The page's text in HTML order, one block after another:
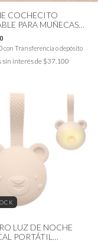
COCHECITO
PARA MUÑECAS
- LULLABABY
con Transferencia o depósito
sin interés de$37.100
LUZ DE NOCHE
PORTÁTIL